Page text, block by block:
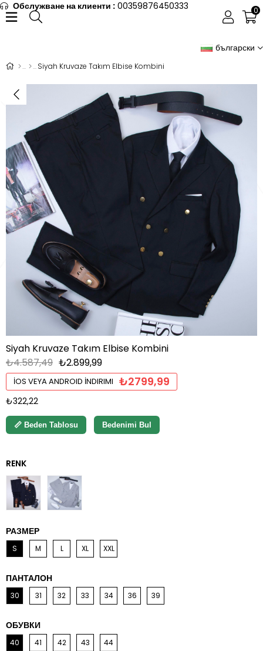
Обслужване на клиенти : 00359876450333
български
0
Siyah Kruvaze Takım Elbise Kombini
Siyah Kruvaze Takım Elbise Kombini
₺4.587,49 ₺2.899,99
İOS VEYA ANDROID İNDIRIMI ₺2799,99
₺322,22
📏 Beden Tablosu Bedenimi Bul
РАЗМЕР
S M L XL XXL
ПАНТАЛОН
30 31 32 33 34 36 39
ОБУВКИ
40 41 42 43 44